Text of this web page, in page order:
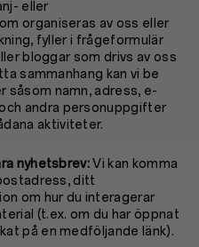
eller
organiseras av oss eller
fyller i frågeformulär
bloggar som drivs av oss
sammanhang kan vi be
namn, adress, e-
andra personuppgifter
aktiviteter.
nyhetsbrev:Vi kan komma
ditt
om hur du interagerar
(t.ex. om du har öppnat
på en medföljande länk).